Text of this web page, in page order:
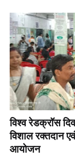
विश्व रेडक्रॉस
विशाल रक्तदान
आयोजन